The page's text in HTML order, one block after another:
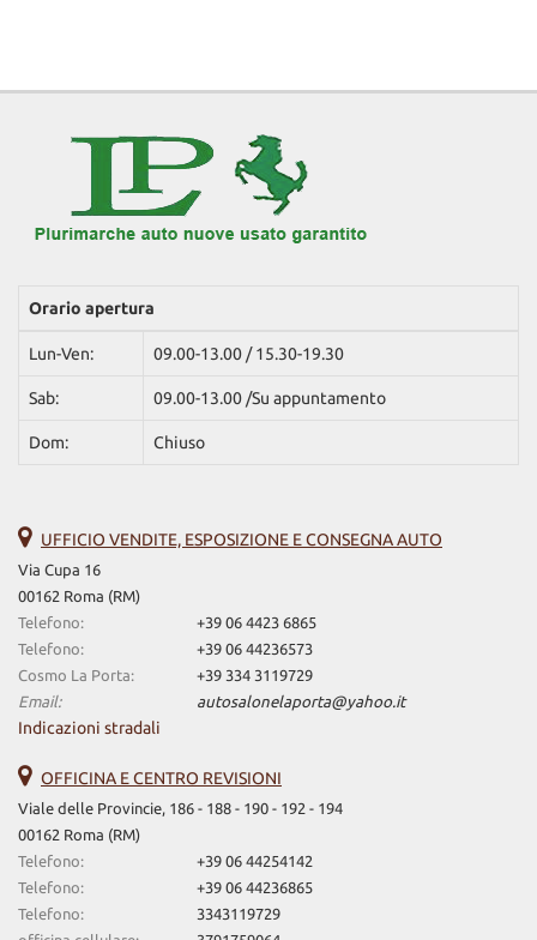
Orario apertura
Lun-Ven: 09.00-13.00 / 15.30-19.30
Sab: 09.00-13.00 /Su appuntamento
Dom: Chiuso
UFFICIO VENDITE, ESPOSIZIONE E CONSEGNA AUTO
Via Cupa 16
00162 Roma (RM)
Telefono:
+39 06 4423 6865
Telefono:
+39 06 44236573
Cosmo La Porta:
+39 334 3119729
Email:
autosalonelaporta@yahoo.it
Indicazioni stradali
OFFICINA E CENTRO REVISIONI
Viale delle Provincie, 186 - 188 - 190 - 192 - 194
00162 Roma (RM)
Telefono:
+39 06 44254142
Telefono:
+39 06 44236865
Telefono:
3343119729